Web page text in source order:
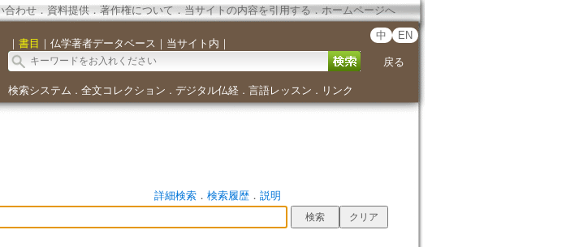
合わせ． 資料提供． 著作権について．当サイトの内容を引用する ． ホームページへ
｜ 書目 ｜ 仏学著者データベース ｜ 当サイト内 ｜
中 EN
戻る
検索システム ． 全文コレクション ． デジタル仏経． 言語レッスン ． リンク
詳細検索． 検索履歴． 説明